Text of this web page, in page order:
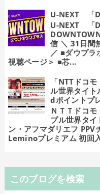
U-NEXT 「
U-NEXT 「
信 ＼ 31日間
／ ■ダウプ
視聴ページ＞ ■芯...
「NTTドコ
ル世界タイト
dポイントプ
ＮＴＴドコ
プル世界タイ
ン・アフマダリエフ PPV
Leminoプレミアム 初回
このブログを検索